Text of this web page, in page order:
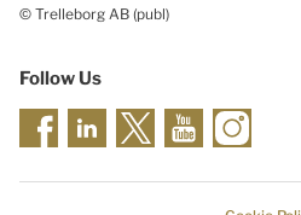
© Trelleborg AB (publ)
Follow Us